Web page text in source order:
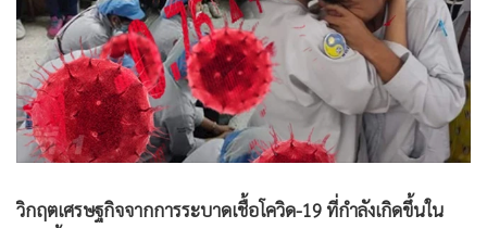
• Good health & Well-being
• Green Innovation & SD
• Management & HR
• MGR Live
Infographic
• ท่องเที่ยว
วิกฤตเศรษฐกิจจากการระบาดเชื้อโควิด-19 ที่กำลังเกิดขึ้นใน